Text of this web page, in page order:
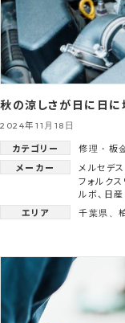
秋の涼しさが日に日に
2024年11月18日
カテゴリー 修理・板
メーカー
メルセデ
フォルク
ルボ、 日産
エリア
千葉県 、